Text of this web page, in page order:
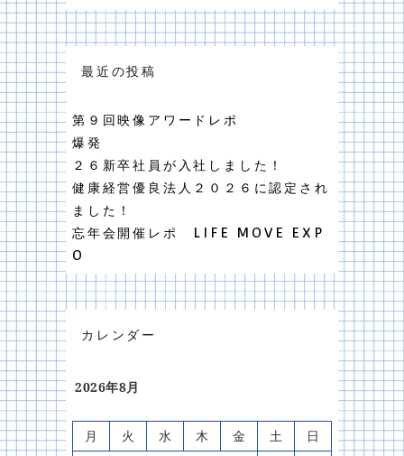
最近の投稿
第９回映像アワードレポ
爆発
２６新卒社員が入社しました！
健康経営優良法人２０２６に認定され
ました！
忘年会開催レポ LIFE MOVE EXP
O
カレンダー
2026年8月
月 火 水 木 金 土 日